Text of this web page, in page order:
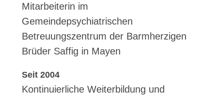
Mitarbeiterin im
Gemeindepsychiatrischen
Betreuungszentrum der Barmherzigen
Brüder Saffig in Mayen
Seit 2004
Kontinuierliche Weiterbildung und